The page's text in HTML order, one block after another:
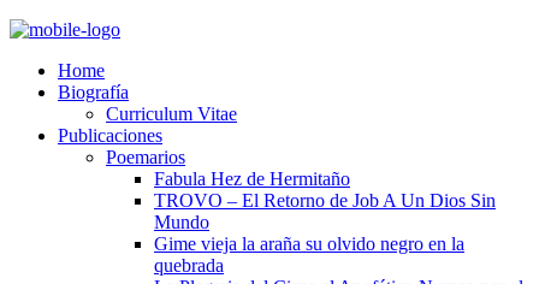
Home
Biografía
Curriculum Vitae​
Publicaciones
Poemarios
Fabula Hez de Hermitaño
TROVO – El Retorno de Job A Un Dios Sin
Mundo
Gime vieja la araña su olvido negro en la
quebrada